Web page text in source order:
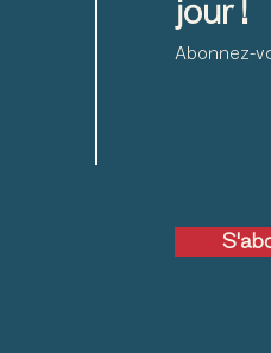
jour !
Abonnez-